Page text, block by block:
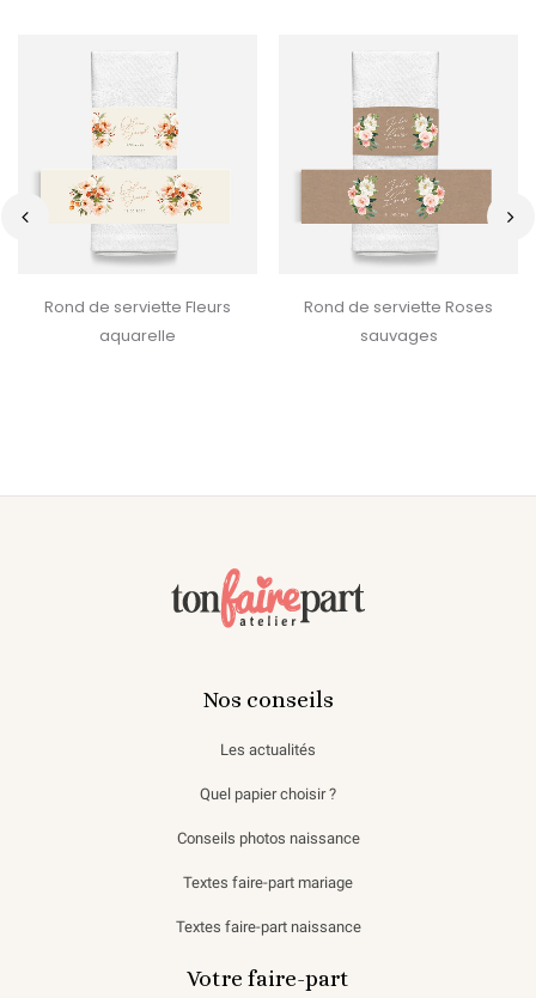
Rond de serviette Fleurs
aquarelle
Rond de serviette Roses
sauvages
Nos conseils
Les actualités
Quel papier choisir ?
Conseils photos naissance
Textes faire-part mariage
Textes faire-part naissance
Votre faire-part